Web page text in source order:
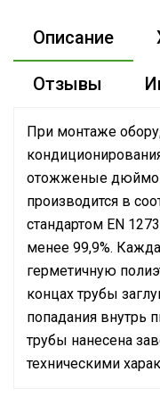
Описание
Отзывы
При монтаже
отожженые
производится в
стандартом EN
менее 99,9%.
герметичную
концах трубы
попадания внутрь
трубы нанесена
техническими